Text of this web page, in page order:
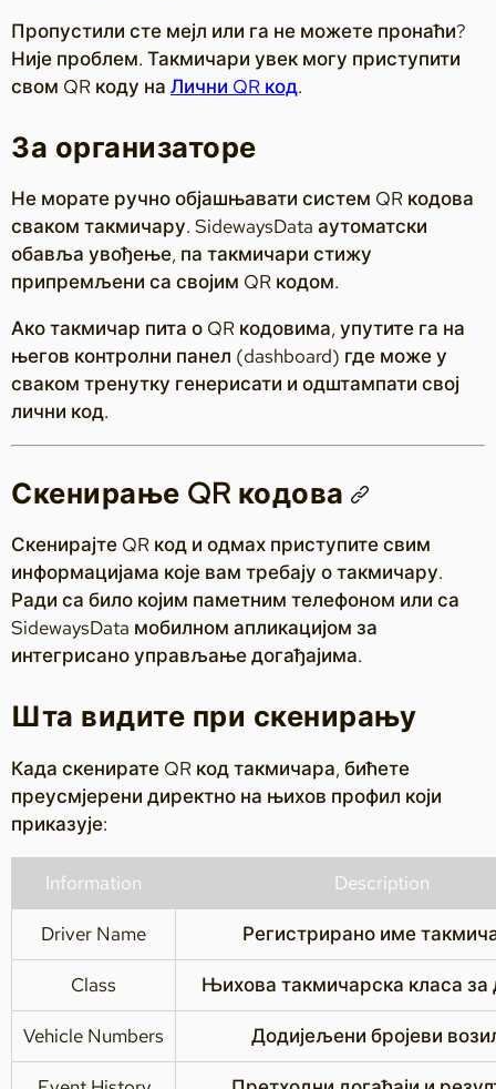
Пропустили сте мејл или га не можете пронаћи?
Није проблем. Такмичари увек могу приступити
свом QR коду на Лични QR код.
За организаторе
Не морате ручно објашњавати систем QR кодова
сваком такмичару. SidewaysData аутоматски
обавља увођење, па такмичари стижу
припремљени са својим QR кодом.
Ако такмичар пита о QR кодовима, упутите га на
његов контролни панел (dashboard) где може у
сваком тренутку генерисати и одштампати свој
лични код.
Скенирање QR кодова
Скенирајте QR код и одмах приступите свим
информацијама које вам требају о такмичару.
Ради са било којим паметним телефоном или са
SidewaysData мобилном апликацијом за
интегрисано управљање догађајима.
Шта видите при скенирању
Када скенирате QR код такмичара, бићете
преусмјерени директно на њихов профил који
приказује:
Information Description
Driver Name Регистрирано име
Class Њихова такмичарска класа за
Vehicle Numbers Додијељени бројеви